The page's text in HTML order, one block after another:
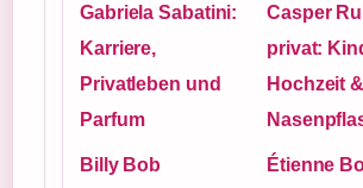
Gabriela Sabatini:
Karriere,
Privatleben und
Parfum
Casper
privat:
Hochzeit &
Billy Bob
Étienne